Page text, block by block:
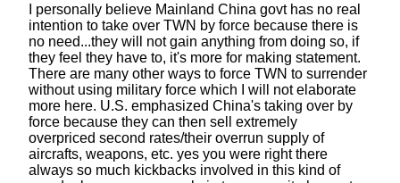
I personally believe Mainland China govt has no real
intention to take over TWN by force because there is
no need...they will not gain anything from doing so, if
they feel they have to, it's more for making statement.
There are many other ways to force TWN to surrender
without using military force which I will not elaborate
more here. U.S. emphasized China's taking over by
force because they can then sell extremely
overpriced second rates/their overrun supply of
aircrafts, weapons, etc. yes you were right there
always so much kickbacks involved in this kind of